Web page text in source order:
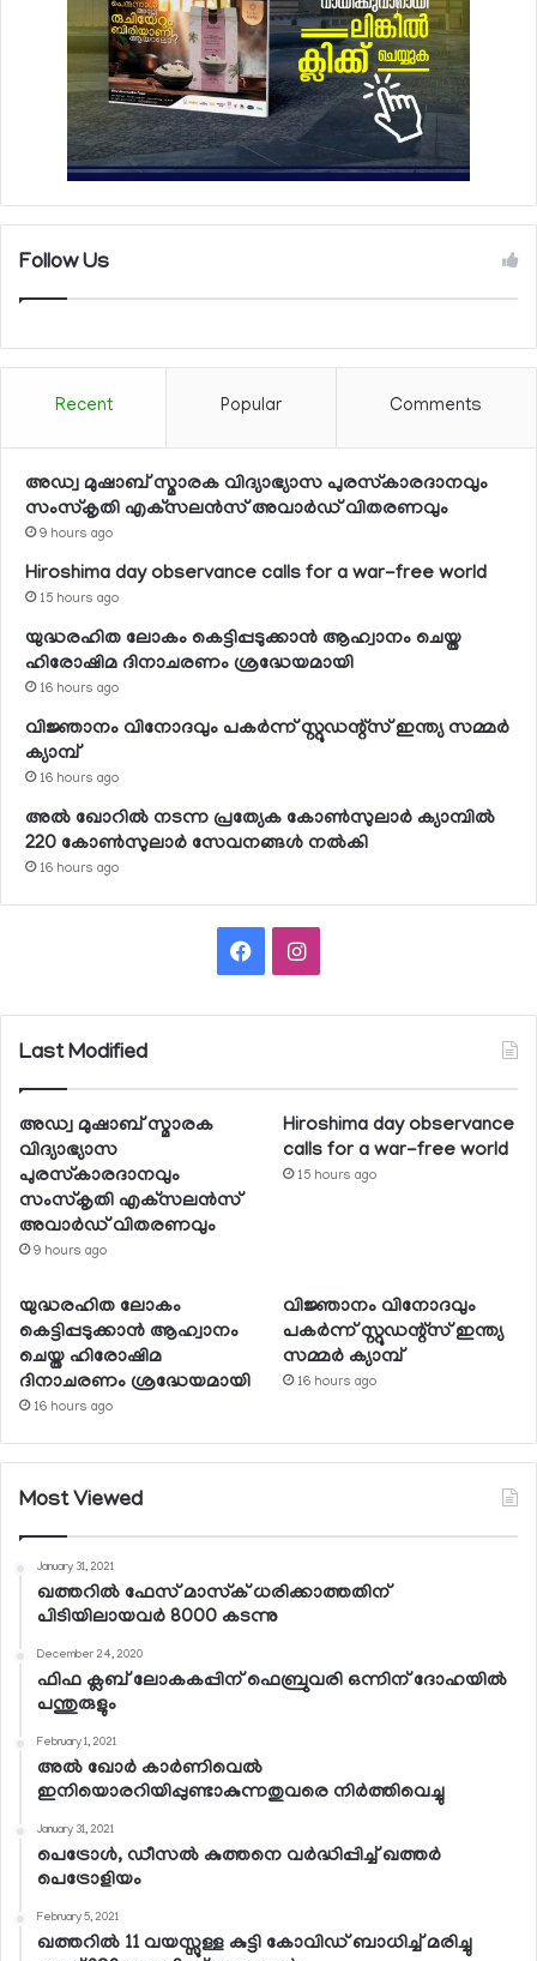
Follow Us
Recent Popular Comments
അഡ്വ മുഷാബ് സ്മാരക വിദ്യാഭ്യാസ പുരസ്‌കാരദാനവും
സംസ്‌കൃതി എക്‌സലന്‍സ് അവാര്‍ഡ് വിതരണവും
9 hours ago
Hiroshima day observance calls for a war-free world
15 hours ago
യുദ്ധരഹിത ലോകം കെട്ടിപ്പടുക്കാന്‍ ആഹ്വാനം ചെയ്ത
ഹിരോഷിമ ദിനാചരണം ശ്രദ്ധേയമായി
16 hours ago
വിജ്ഞാനം വിനോദവും പകര്‍ന്ന് സ്റ്റുഡന്റ്‌സ് ഇന്ത്യ സമ്മര്‍
ക്യാമ്പ്
16 hours ago
അല്‍ ഖോറില്‍ നടന്ന പ്രത്യേക കോണ്‍സുലാര്‍ ക്യാമ്പില്‍
220 കോണ്‍സുലാര്‍ സേവനങ്ങള്‍ നല്‍കി
16 hours ago
FacebookInstagram
Last Modified
അഡ്വ മുഷാബ് സ്മാരക
വിദ്യാഭ്യാസ
പുരസ്‌കാരദാനവും
സംസ്‌കൃതി എക്‌സലന്‍സ്
അവാര്‍ഡ് വിതരണവും
9 hours ago
Hiroshima day observance
calls for a war-free world
15 hours ago
യുദ്ധരഹിത ലോകം
കെട്ടിപ്പടുക്കാന്‍ ആഹ്വാനം
ചെയ്ത ഹിരോഷിമ
ദിനാചരണം ശ്രദ്ധേയമായി
16 hours ago
വിജ്ഞാനം വിനോദവും
പകര്‍ന്ന് സ്റ്റുഡന്റ്‌സ് ഇന്ത്യ
സമ്മര്‍ ക്യാമ്പ്
16 hours ago
Most Viewed
January 31, 2021
ഖത്തറില്‍ ഫേസ് മാസ്‌ക് ധരിക്കാത്തതിന്
പിടിയിലായവര്‍ 8000 കടന്നു
December 24, 2020
ഫിഫ ക്ലബ് ലോകകപ്പിന് ഫെബ്രുവരി ഒന്നിന് ദോഹയില്‍
പന്തുരുളും
February 1, 2021
അല്‍ ഖോര്‍ കാര്‍ണിവെല്‍
ഇനിയൊരറിയിപ്പുണ്ടാകുന്നതുവരെ നിര്‍ത്തിവെച്ചു
January 31, 2021
പെട്രോള്‍, ഡീസല്‍ കുത്തനെ വര്‍ദ്ധിപ്പിച്ച് ഖത്തര്‍
പെട്രോളിയം
February 5, 2021
ഖത്തറില്‍ 11 വയസ്സുള്ള കുട്ടി കോവിഡ് ബാധിച്ച് മരിച്ചു